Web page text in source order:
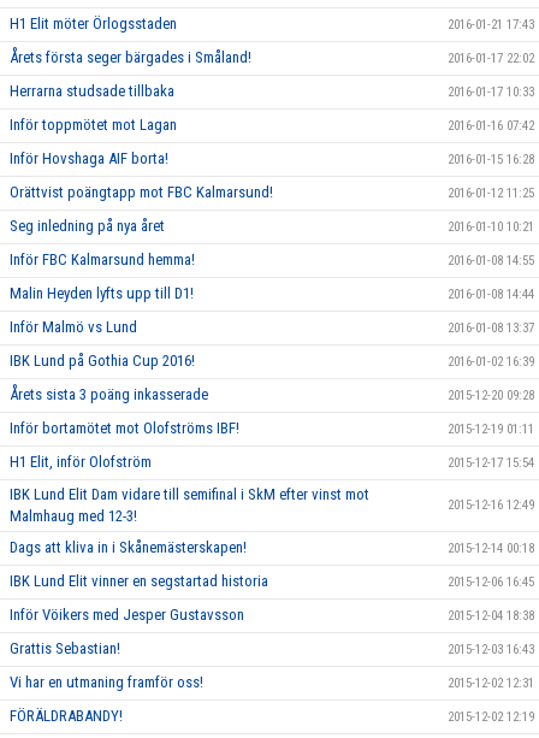
H1 Elit möter Örlogsstaden 2016-01-21 17:43
Årets första seger bärgades i Småland! 2016-01-17 22:02
Herrarna studsade tillbaka 2016-01-17 10:33
Inför toppmötet mot Lagan 2016-01-16 07:42
Inför Hovshaga AIF borta! 2016-01-15 16:28
Orättvist poängtapp mot FBC Kalmarsund! 2016-01-12 11:25
Seg inledning på nya året 2016-01-10 10:21
Inför FBC Kalmarsund hemma! 2016-01-08 14:55
Malin Heyden lyfts upp till D1! 2016-01-08 14:44
Inför Malmö vs Lund 2016-01-08 13:37
IBK Lund på Gothia Cup 2016! 2016-01-02 16:39
Årets sista 3 poäng inkasserade 2015-12-20 09:28
Inför bortamötet mot Olofströms IBF! 2015-12-19 01:11
H1 Elit, inför Olofström 2015-12-17 15:54
IBK Lund Elit Dam vidare till semifinal i SkM efter vinst mot
Malmhaug med 12-3!
2015-12-16 12:49
Dags att kliva in i Skånemästerskapen! 2015-12-14 00:18
IBK Lund Elit vinner en segstartad historia 2015-12-06 16:45
Inför Vöikers med Jesper Gustavsson 2015-12-04 18:38
Grattis Sebastian! 2015-12-03 16:43
Vi har en utmaning framför oss! 2015-12-02 12:31
FÖRÄLDRABANDY! 2015-12-02 12:19